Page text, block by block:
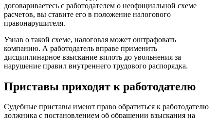
договариваетесь с работодателем о неофициальной схеме
расчетов, вы ставите его в положение налогового
правонарушителя.
Узнав о такой схеме, налоговая может оштрафовать
компанию. А работодатель вправе применить
дисциплинарное взыскание вплоть до увольнения за
нарушение правил внутреннего трудового распорядка.
Приставы приходят к работодателю
Судебные приставы имеют право обратиться к работодателю
должника с постановлением об обращении взыскания на